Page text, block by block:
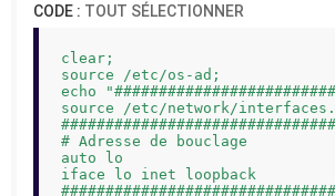
CODE : TOUT SÉLECTIONNER
clear;
source /etc/os-ad;
echo
source /etc/network/
# Adresse de bouclage
auto lo
iface lo inet loopback